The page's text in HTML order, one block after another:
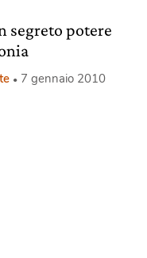
segreto potere
7 gennaio 2010